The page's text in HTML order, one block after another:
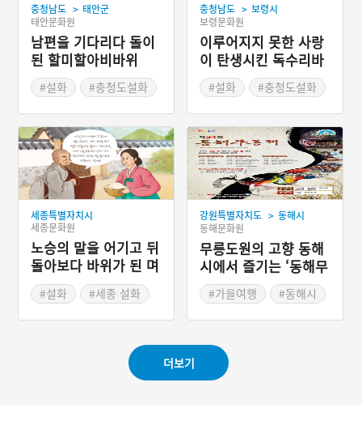
충청남도 > 태안군
태안문화원
남편을 기다리다 돌이
된 할미할아비바위
#설화 #충청도설화
충청남도 > 보령시
보령문화원
이루어지지 못한 사랑
이 탄생시킨 독수리바
위#설화 #충청도설화
세종특별자치시
세종문화원
노승의 말을 어기고 뒤
돌아보다 바위가 된 며
느리
#설화 #세종 설화
강원특별자치도 > 동해시
동해문화원
무릉도원의 고향 동해
시에서 즐기는 ‘동해무
릉제’
#가을여행
#동해시
더보기